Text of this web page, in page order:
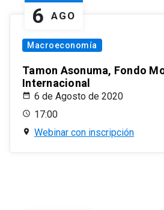
6 AGO
Macroeconomía
Tamon Asonuma, Fondo
Internacional
6 de Agosto de 2020
17:00
Webinar con inscripción